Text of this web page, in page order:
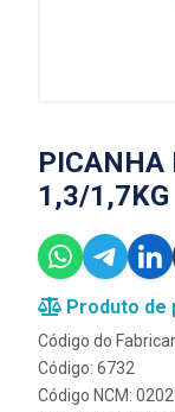
PICANHA
1,3/1,7KG
Produto de
Código do
Código: 6732
Código NCM: